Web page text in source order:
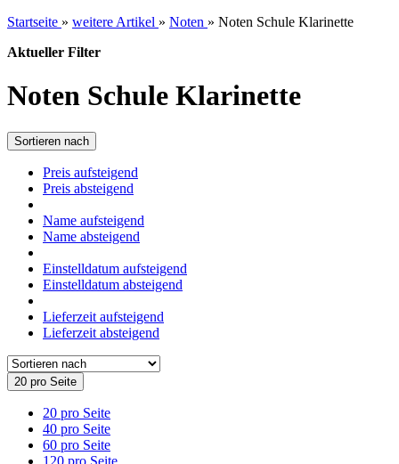
Startseite » weitere Artikel » Noten » Noten Schule Klarinette
Aktueller Filter
Noten Schule Klarinette
Sortieren nach
Preis aufsteigend
Preis absteigend
Name aufsteigend
Name absteigend
Einstelldatum aufsteigend
Einstelldatum absteigend
Lieferzeit aufsteigend
Lieferzeit absteigend
20 pro Seite
20 pro Seite
40 pro Seite
60 pro Seite
120 pro Seite